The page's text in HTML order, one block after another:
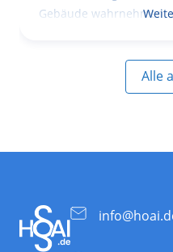
Gebäude wahrnehmen,
Alle